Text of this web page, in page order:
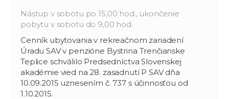
Nástup v sobotu po 15,00 hod., ukončenie
pobytu v sobotu do 9,00 hod.
Cenník ubytovania v rekreačnom zariadení
Úradu SAV v penzióne Bystrina Trenčianske
Teplice schválilo Predsedníctva Slovenskej
akadémie vied na 28. zasadnutí P SAV dňa
10.09.2015 uznesením č. 737 s účinnosťou od
1.10.2015.